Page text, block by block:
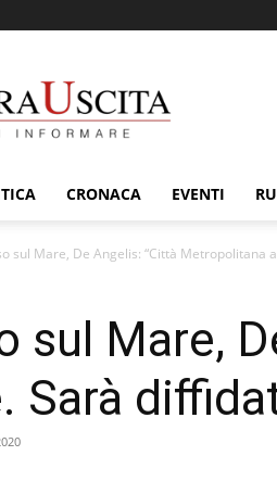
CRONACA EVENTI
sul Mare, De Angelis: “Città Metropolitana
sul Mare,
Sarà